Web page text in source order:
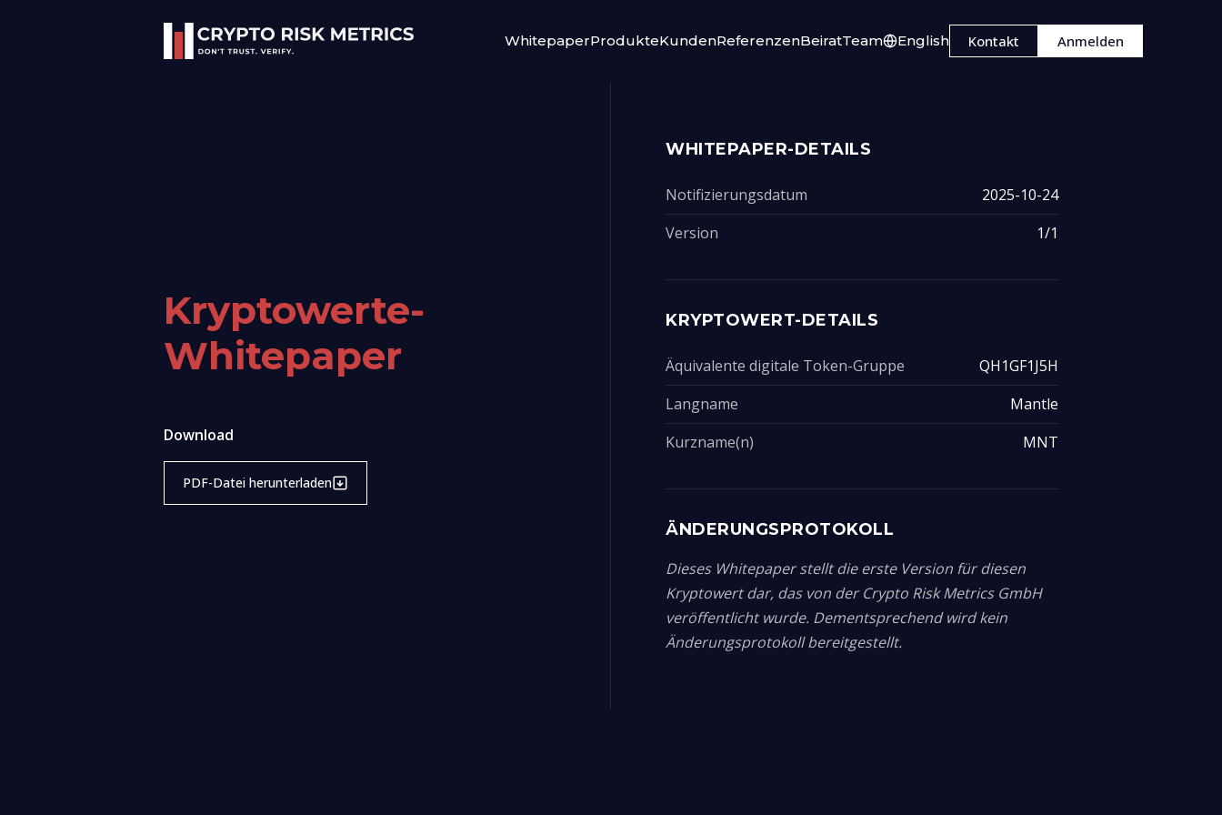
WhitepaperProdukteKundenReferenzenBeiratTeam English Kontakt Anmelden
Kryptowerte-
Whitepaper
Download
PDF-Datei herunterladen
WHITEPAPER-DETAILS
Notifizierungsdatum
2025-10-24
Version
1/1
KRYPTOWERT-DETAILS
Äquivalente digitale Token-Gruppe
QH1GF1J5H
Langname
Mantle
Kurzname(n)
MNT
ÄNDERUNGSPROTOKOLL
Dieses Whitepaper stellt die erste Version für diesen
Kryptowert dar, das von der Crypto Risk Metrics GmbH
veröffentlicht wurde. Dementsprechend wird kein
Änderungsprotokoll bereitgestellt.